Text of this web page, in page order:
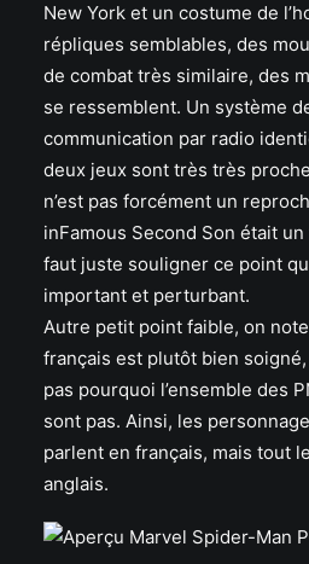
New York et un costume de
répliques semblables, des
de combat très similaire, des
se ressemblent. Un système
communication par radio
deux jeux sont très très
n’est pas forcément un
inFamous Second Son était
faut juste souligner ce point
important et perturbant.
Autre petit point faible, on
français est plutôt bien
pas pourquoi l’ensemble des
sont pas. Ainsi, les
parlent en français, mais tout
anglais.